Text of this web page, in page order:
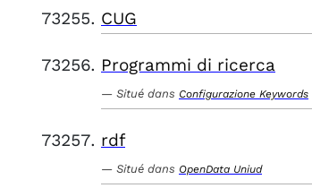
CUG
Programmi di ricerca
Situé dans Configurazione Keywords
rdf
Situé dans OpenData Uniud